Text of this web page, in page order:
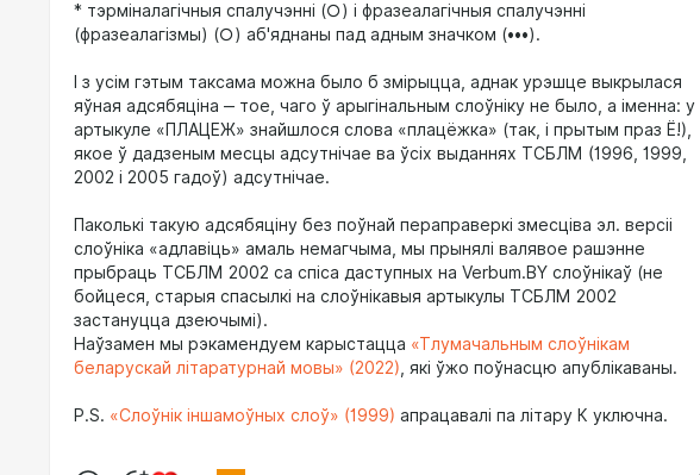
* тэрміналагічныя спалучэнні (○) і фразеалагічныя спалучэнні
(фразеалагізмы) (○) аб'яднаны пад адным значком (•••).
І з усім гэтым таксама можна было б змірыцца, аднак урэшце выкрылася
яўная адсябяціна ‒ тое, чаго ў арыгінальным слоўніку не было, а іменна: у
артыкуле «ПЛАЦЕЖ» знайшлося слова «плацёжка» (так, і прытым праз Ё!),
якое ў дадзеным месцы адсутнічае ва ўсіх выданнях ТСБЛМ (1996, 1999,
2002 і 2005 гадоў) адсутнічае.
Паколькі такую адсябяціну без поўнай пераправеркі змесціва эл. версіі
слоўніка «адлавіць» амаль немагчыма, мы прынялі валявое рашэнне
прыбраць ТСБЛМ 2002 са спіса даступных на Verbum.BY слоўнікаў (не
бойцеся, старыя спасылкі на слоўнікавыя артыкулы ТСБЛМ 2002
застануцца дзеючымі).
Наўзамен мы рэкамендуем карыстацца «Тлумачальным слоўнікам
беларускай літаратурнай мовы» (2022) , які ўжо поўнасцю апублікаваны.
P.S. «Слоўнік іншамоўных слоў» (1999) апрацавалі па літару К уключна.